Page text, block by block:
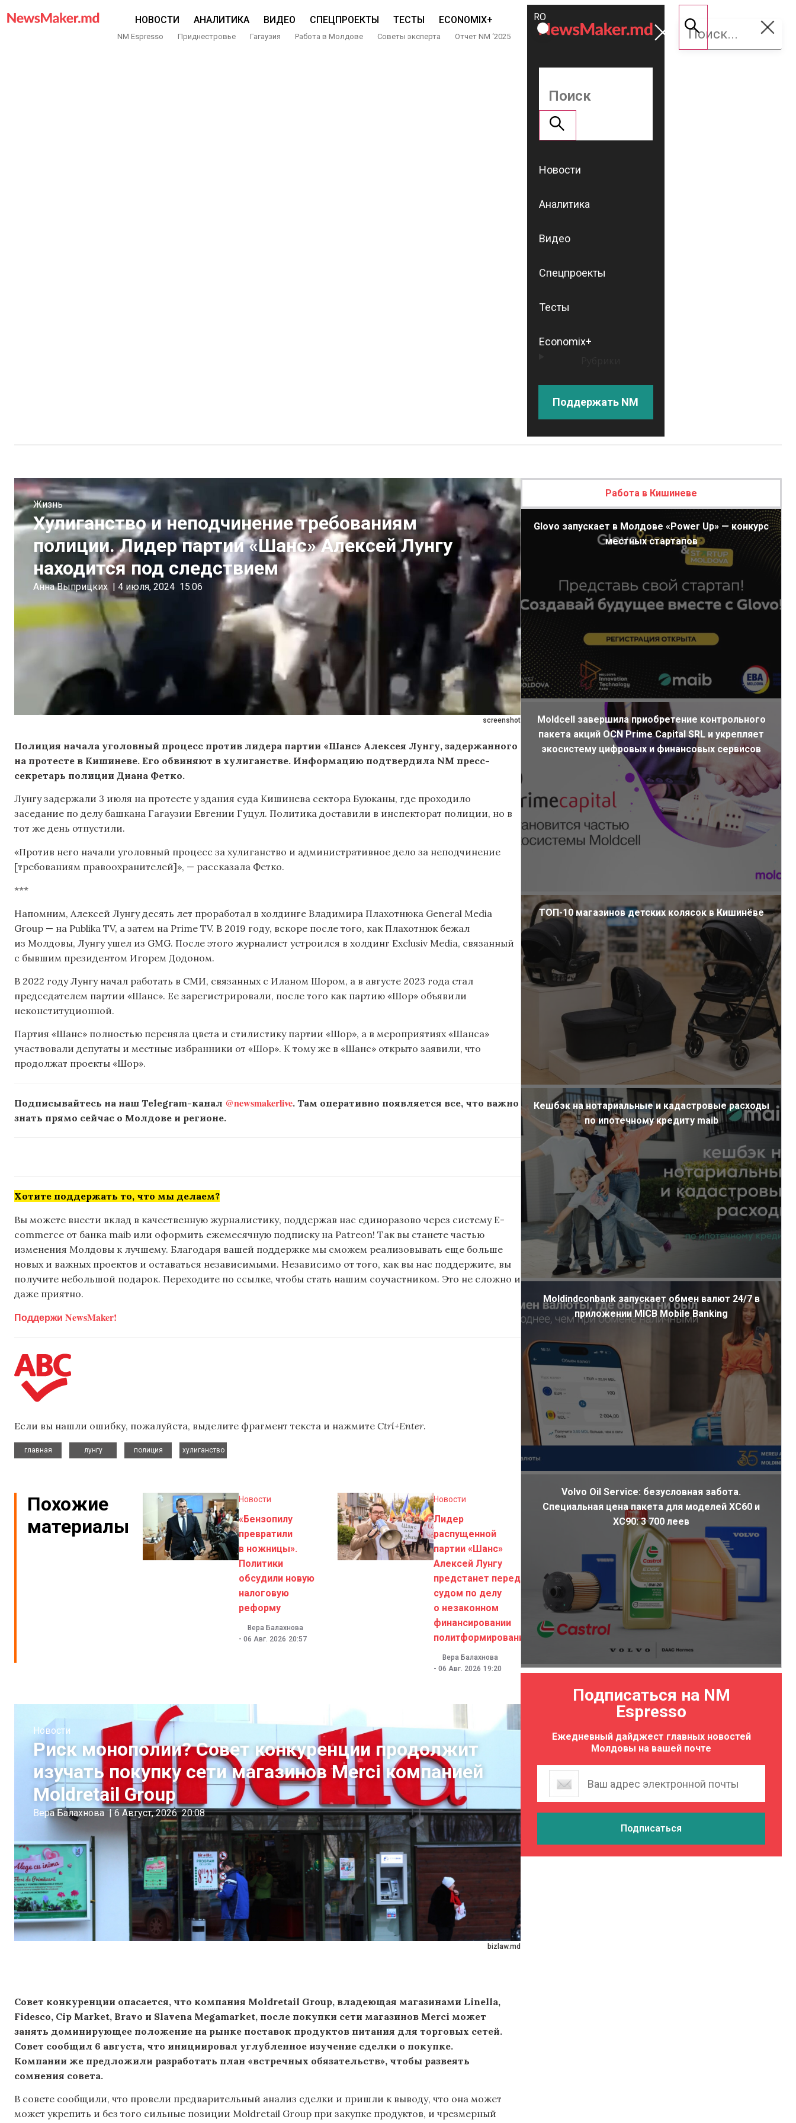
НОВОСТИ АНАЛИТИКА ВИДЕО СПЕЦПРОЕКТЫ ТЕСТЫ ECONOMIX+
NM Espresso Приднестровье Гагаузия Работа в Молдове Советы эксперта Отчет NM ‘2025
ROMÂNĂ
RU
Поддержать
NM
Новости
Аналитика
Видео
Спецпроекты
Тесты
Economix+
Поддержать NM
screenshot
Жизнь
Хулиганство и неподчинение требованиям
полиции. Лидер партии «Шанс» Алексей Лунгу
находится под следствием
Анна Выприцких | 4 июля, 2024 15:06
Полиция начала уголовный процесс против лидера партии «Шанс» Алексея Лунгу, задержанного
на протесте в Кишиневе. Его обвиняют в хулиганстве. Информацию подтвердила NM пресс-
секретарь полиции Диана Фетко.
Лунгу задержали 3 июля на протесте у здания суда Кишинева сектора Буюканы, где проходило
заседание по делу башкана Гагаузии Евгении Гуцул. Политика доставили в инспекторат полиции, но в
тот же день отпустили.
«Против него начали уголовный процесс за хулиганство и административное дело за неподчинение
[требованиям правоохранителей]», — рассказала Фетко.
***
Напомним, Алексей Лунгу десять лет проработал в холдинге Владимира Плахотнюка General Media
Group — на Publika TV, а затем на Prime TV. В 2019 году, вскоре после того, как Плахотнюк бежал
из Молдовы, Лунгу ушел из GMG. После этого журналист устроился в холдинг Exclusiv Media, связанный
с бывшим президентом Игорем Додоном.
В 2022 году Лунгу начал работать в СМИ, связанных с Иланом Шором, а в августе 2023 года стал
председателем партии «Шанс». Ее зарегистрировали, после того как партию «Шор» объявили
неконституционной.
Партия «Шанс» полностью переняла цвета и стилистику партии «Шор», а в мероприятиях «Шанса»
участвовали депутаты и местные избранники от «Шор». К тому же в «Шанс» открыто заявили, что
продолжат проекты «Шор».
Подписывайтесь на наш Telegram-канал @newsmakerlive. Там оперативно появляется все, что важно
знать прямо сейчас о Молдове и регионе.
Хотите поддержать то, что мы делаем?
Вы можете внести вклад в качественную журналистику, поддержав нас единоразово через систему E-
commerce от банка maib или оформить ежемесячную подписку на Patreon! Так вы станете частью
изменения Молдовы к лучшему. Благодаря вашей поддержке мы сможем реализовывать еще больше
новых и важных проектов и оставаться независимыми. Независимо от того, как вы нас поддержите, вы
получите небольшой подарок. Переходите по ссылке, чтобы стать нашим соучастником. Это не сложно и
даже приятно.
Поддержи NewsMaker!
Если вы нашли ошибку, пожалуйста, выделите фрагмент текста и нажмите Ctrl+Enter.
главная
лунгу
полиция
хулиганство
Похожие
материалы
Новости
«Бензопилу
превратили
в ножницы».
Политики
обсудили новую
налоговую
реформу
Вера Балахнова
- 06 Авг. 2026 20:57
Новости
Лидер
распущенной
партии «Шанс»
Алексей Лунгу
предстанет перед
судом по делу
о незаконном
финансировании
политформирований
Вера Балахнова
- 06 Авг. 2026 19:20
bizlaw.md
Новости
Риск монополии? Совет конкуренции продолжит
изучать покупку сети магазинов Merci компанией
Moldretail Group
Вера Балахнова | 6 Август, 2026 20:08
Совет конкуренции опасается, что компания Moldretail Group, владеющая магазинами Linella,
Fidesco, Cip Market, Bravo и Slavena Megamarket, после покупки сети магазинов Merci может
занять доминирующее положение на рынке поставок продуктов питания для торговых сетей.
Совет сообщил 6 августа, что инициировал углубленное изучение сделки о покупке.
Компании же предложили разработать план «встречных обязательств», чтобы развеять
сомнения совета.
В совете сообщили, что провели предварительный анализ сделки и пришли к выводу, что она может
может укрепить и без того сильные позиции Moldretail Group при закупке продуктов, и чрезмерный
Работа в Кишиневе
Glovo запускает в Молдове «Power Up» — конкурс
местных стартапов
Moldcell завершила приобретение контрольного
пакета акций OCN Prime Capital SRL и укрепляет
экосистему цифровых и финансовых сервисов
ТОП-10 магазинов детских колясок в Кишинёве
Кешбэк на нотариальные и кадастровые расходы
по ипотечному кредиту maib
Moldindconbank запускает обмен валют 24/7 в
приложении MICB Mobile Banking
Volvo Oil Service: безусловная забота.
Специальная цена пакета для моделей XC60 и
XC90: 3 700 леев
Подписаться на NM
Espresso
Ежедневный дайджест главных новостей
Молдовы на вашей почте